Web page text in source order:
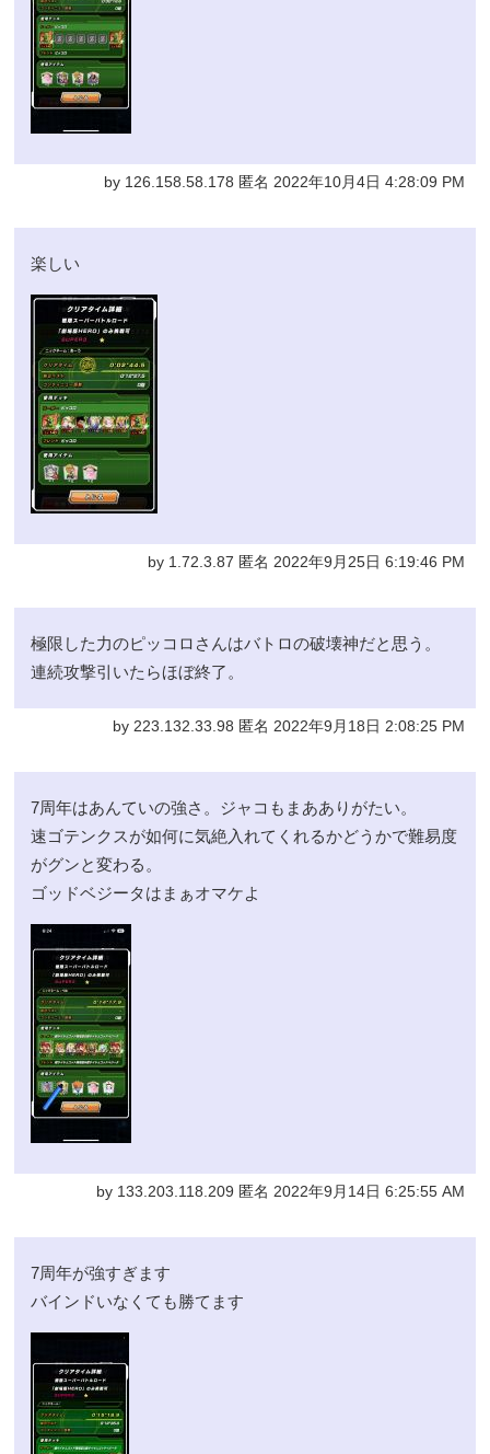
by 126.158.58.178 匿名 2022年10月4日 4:28:09 PM
楽しい
by 1.72.3.87 匿名 2022年9月25日 6:19:46 PM
極限した力のピッコロさんはバトロの破壊神だと思う。
連続攻撃引いたらほぼ終了。
by 223.132.33.98 匿名 2022年9月18日 2:08:25 PM
7周年はあんていの強さ。ジャコもまあありがたい。
速ゴテンクスが如何に気絶入れてくれるかどうかで難易度
がグンと変わる。
ゴッドベジータはまぁオマケよ
by 133.203.118.209 匿名 2022年9月14日 6:25:55 AM
7周年が強すぎます
バインドいなくても勝てます